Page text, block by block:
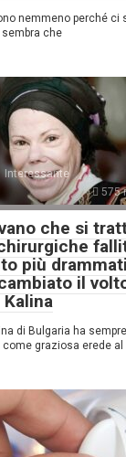
nemmeno perché ci
che
Interessante
575
che si
più
il
di Bulgaria ha
come graziosa erede al